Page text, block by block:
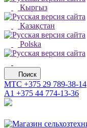
Кыргыз
Қазақстан
Polska
Поиск
МТС +375 29 789-38-14
А1 +375 44 774-13-36